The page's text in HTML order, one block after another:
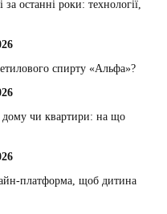
останні роки: технології,
спирту «Альфа»?
дому чи квартири: на що
платформа, щоб дитина